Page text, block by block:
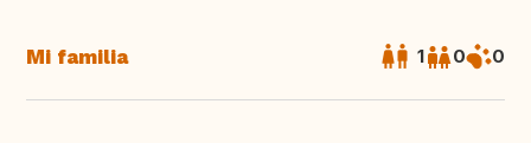
Mi familia 1 0 0